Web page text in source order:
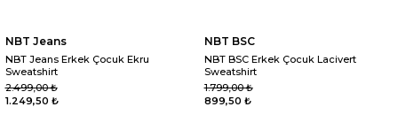
NBT Jeans
NBT Jeans Erkek Çocuk Ekru
Sweatshirt
1.249,50 ₺
2.499,00 ₺
NBT BSC
NBT BSC Erkek Çocuk Lacivert
Sweatshirt
899,50 ₺
1.799,00 ₺